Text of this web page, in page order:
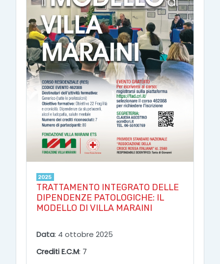
2025
TRATTAMENTO INTEGRATO DELLE
DIPENDENZE PATOLOGICHE: IL
MODELLO DI VILLA MARAINI
Data: 4 ottobre 2025
Crediti E.C.M: 7